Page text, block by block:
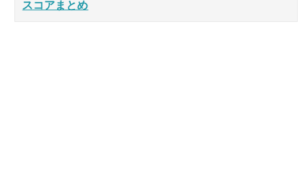
スコアまとめ